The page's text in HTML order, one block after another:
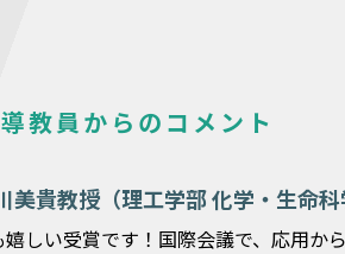
教員からのコメント
美貴教授（理工学部 化学・生命科
嬉しい受賞です！国際会議で、応用